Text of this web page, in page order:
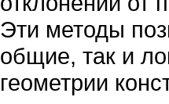
Эти методы
общие, так и
геометрии